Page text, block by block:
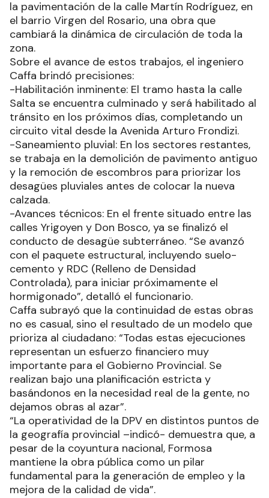
la pavimentación de la calle Martín Rodríguez, en
el barrio Virgen del Rosario, una obra que
cambiará la dinámica de circulación de toda la
zona.
Sobre el avance de estos trabajos, el ingeniero
Caffa brindó precisiones:
-Habilitación inminente: El tramo hasta la calle
Salta se encuentra culminado y será habilitado al
tránsito en los próximos días, completando un
circuito vital desde la Avenida Arturo Frondizi.
-Saneamiento pluvial: En los sectores restantes,
se trabaja en la demolición de pavimento antiguo
y la remoción de escombros para priorizar los
desagües pluviales antes de colocar la nueva
calzada.
-Avances técnicos: En el frente situado entre las
calles Yrigoyen y Don Bosco, ya se finalizó el
conducto de desagüe subterráneo. “Se avanzó
con el paquete estructural, incluyendo suelo-
cemento y RDC (Relleno de Densidad
Controlada), para iniciar próximamente el
hormigonado”, detalló el funcionario.
Caffa subrayó que la continuidad de estas obras
no es casual, sino el resultado de un modelo que
prioriza al ciudadano: “Todas estas ejecuciones
representan un esfuerzo financiero muy
importante para el Gobierno Provincial. Se
realizan bajo una planificación estricta y
basándonos en la necesidad real de la gente, no
dejamos obras al azar”.
“La operatividad de la DPV en distintos puntos de
la geografía provincial –indicó- demuestra que, a
pesar de la coyuntura nacional, Formosa
mantiene la obra pública como un pilar
fundamental para la generación de empleo y la
mejora de la calidad de vida”.